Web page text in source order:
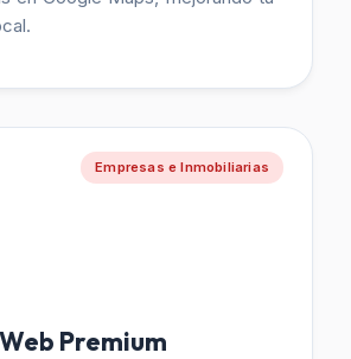
Empresas e Inmobiliarias
Premium